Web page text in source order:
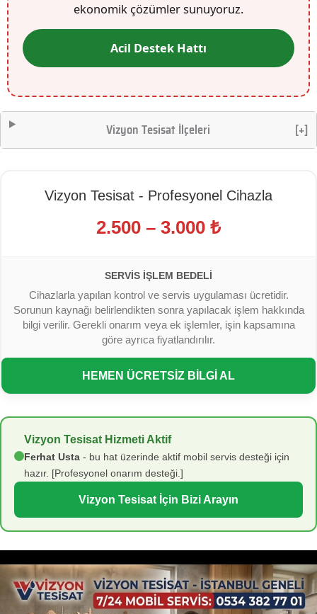
ekonomik çözümler sunuyoruz.
Acil Destek Hattı
Vizyon Tesisat İlçeleri [+]
Vizyon Tesisat - Profesyonel Cihazla
2.500 – 3.000 ₺
SERVIS İŞLEM BEDELI
Cihazlarla yapılan kontrol ve servis uygulaması ücretidir.
Sorunun kaynağı belirlendikten sonra yapılacak işlem hakkında
bilgi verilir. Gerekli onarım veya ek işlemler, işin kapsamına
göre ayrıca fiyatlandırılır.
HEMEN ÜCRETSİZ BİLGİ AL
Vizyon Tesisat Hizmeti Aktif
Ferhat Usta - bu hat üzerinde aktif mobil servis desteği için
hazır. [Profesyonel onarım desteği.]
Vizyon Tesisat İçin Bizi Arayın